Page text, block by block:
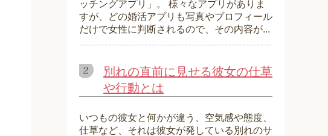
ッチングアプリ」。 様々なアプリがありま
すが、どの婚活アプリも写真やプロフィール
だけで女性に判断されるので、その内容が...
別れの直前に見せる彼女の仕草
や行動とは
いつもの彼女と何かが違う、空気感や態度、
仕草など、それは彼女が発している別れのサ